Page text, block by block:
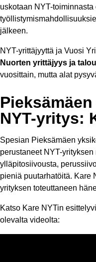
uskotaan NYT-toiminnasta
jälkeen.
NYT-yrittäjyyttä ja Vuosi
Nuorten yrittäjyys ja
vuosittain, mutta alat
NYT-yritys:
Spesian Pieksämäen
perustaneet NYT-yrityksen
ylläpitosiivousta,
pieniä puutarhatöitä. Kare
yrityksen toteuttaneen
Katso Kare NYTin
olevalta videolta: